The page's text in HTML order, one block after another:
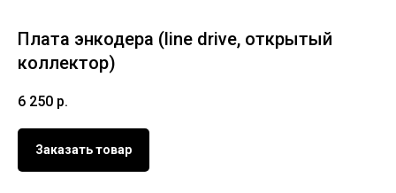
Плата энкодера (line drive, открытый
коллектор)
6 250 р.
Заказать товар